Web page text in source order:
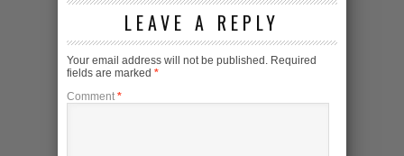
LEAVE A REPLY
Your email address will not be published. Required
fields are marked *
Comment *